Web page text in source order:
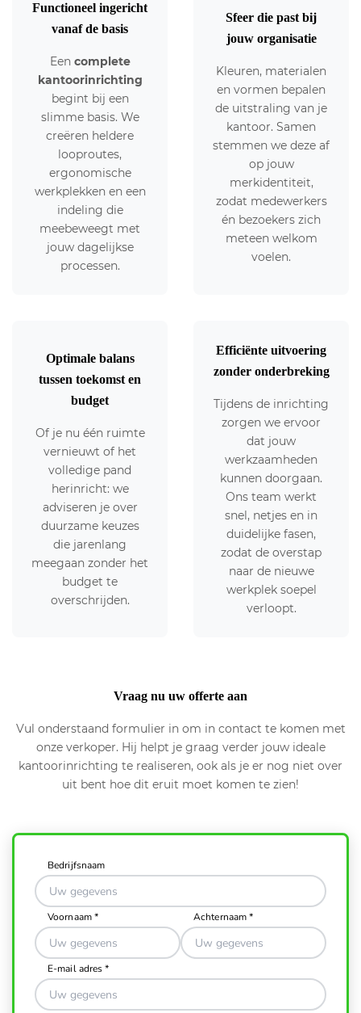
Functioneel ingericht
vanaf de basis
Een complete
kantoorinrichting
begint bij een
slimme basis. We
creëren heldere
looproutes,
ergonomische
werkplekken en een
indeling die
meebeweegt met
jouw dagelijkse
processen.
Sfeer die past bij
jouw organisatie
Kleuren, materialen
en vormen bepalen
de uitstraling van je
kantoor. Samen
stemmen we deze af
op jouw
merkidentiteit,
zodat medewerkers
én bezoekers zich
meteen welkom
voelen.
Optimale balans
tussen toekomst en
budget
Of je nu één ruimte
vernieuwt of het
volledige pand
herinricht: we
adviseren je over
duurzame keuzes
die jarenlang
meegaan zonder het
budget te
overschrijden.
Efficiënte uitvoering
zonder onderbreking
Tijdens de inrichting
zorgen we ervoor
dat jouw
werkzaamheden
kunnen doorgaan.
Ons team werkt
snel, netjes en in
duidelijke fasen,
zodat de overstap
naar de nieuwe
werkplek soepel
verloopt.
Vraag nu uw offerte aan
Vul onderstaand formulier in om in contact te komen met
onze verkoper. Hij helpt je graag verder jouw ideale
kantoorinrichting te realiseren, ook als je er nog niet over
uit bent hoe dit eruit moet komen te zien!